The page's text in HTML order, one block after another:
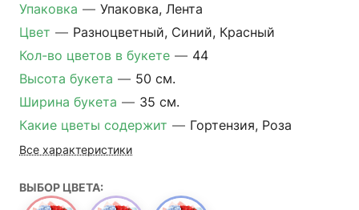
Упаковка — Упаковка, Лента
Цвет — Разноцветный, Синий, Красный
Кол-во цветов в букете — 44
Высота букета — 50 см.
Ширина букета — 35 см.
Какие цветы содержит — Гортензия, Роза
Все характеристики
ВЫБОР ЦВЕТА: